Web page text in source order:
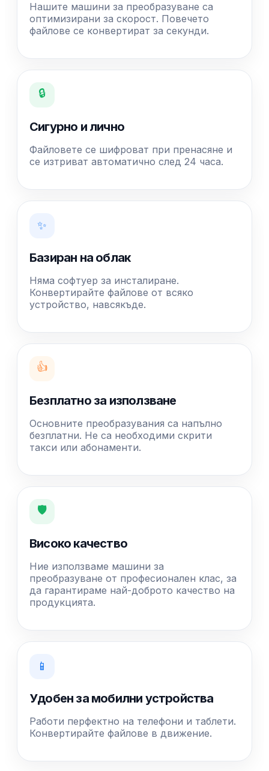
Нашите машини за преобразуване са
оптимизирани за скорост. Повечето
файлове се конвертират за секунди.
🔒
Сигурно и лично
Файловете се шифроват при пренасяне и
се изтриват автоматично след 24 часа.
✨
Базиран на облак
Няма софтуер за инсталиране.
Конвертирайте файлове от всяко
устройство, навсякъде.
👍
Безплатно за използване
Основните преобразувания са напълно
безплатни. Не са необходими скрити
такси или абонаменти.
🛡️
Високо качество
Ние използваме машини за
преобразуване от професионален клас, за
да гарантираме най-доброто качество на
продукцията.
📱
Удобен за мобилни устройства
Работи перфектно на телефони и таблети.
Конвертирайте файлове в движение.